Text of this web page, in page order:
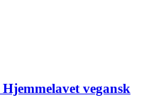
vegansk